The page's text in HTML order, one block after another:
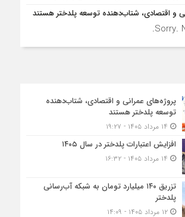
و اقتصادی، شتاب‌دهنده توسعه پلدختر هستند
Sorry.
پروژه‌های عمرانی و اقتصادی، شتاب‌دهنده
توسعه پلدختر هستند
افزایش اعتبارات پلدختر در سال ۱۴۰۵
تزریق ۱۴۰ میلیارد تومان به شبکه آب‌رسانی
پلدختر
۱۲ مرداد ۱۴۰۵ - ۱۴:۰۹